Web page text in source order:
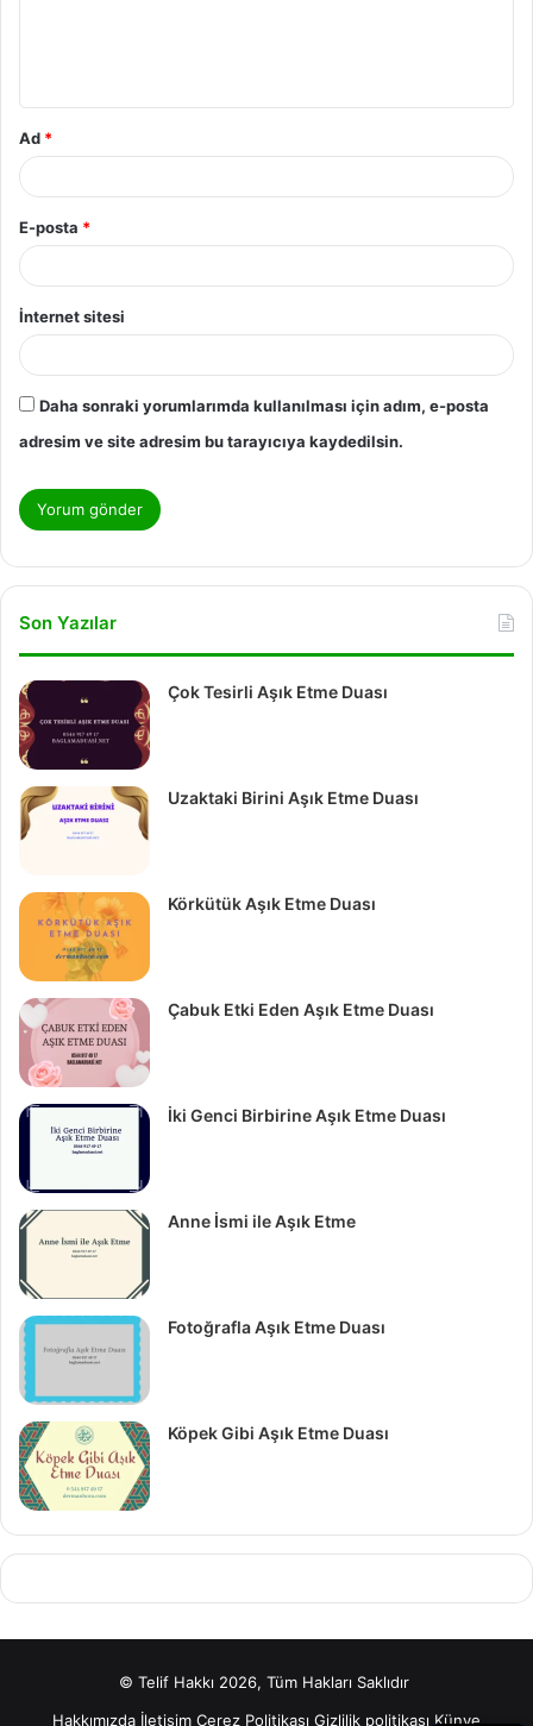
Ad *
E-posta *
İnternet sitesi
Daha sonraki yorumlarımda kullanılması için adım, e-posta
adresim ve site adresim bu tarayıcıya kaydedilsin.
Son Yazılar
Çok Tesirli Aşık Etme Duası
Uzaktaki Birini Aşık Etme Duası
Körkütük Aşık Etme Duası
Çabuk Etki Eden Aşık Etme Duası
İki Genci Birbirine Aşık Etme Duası
Anne İsmi ile Aşık Etme
Fotoğrafla Aşık Etme Duası
Köpek Gibi Aşık Etme Duası
© Telif Hakkı 2026, Tüm Hakları Saklıdır
Hakkımızda İletişim Çerez Politikası Gizlilik politikası Künye